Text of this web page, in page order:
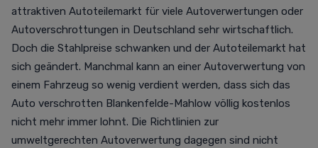
attraktiven Autoteilemarkt für viele Autoverwertungen oder
Autoverschrottungen in Deutschland sehr wirtschaftlich.
Doch die Stahlpreise schwanken und der Autoteilemarkt hat
sich geändert. Manchmal kann an einer Autoverwertung von
einem Fahrzeug so wenig verdient werden, dass sich das
Auto verschrotten Blankenfelde-Mahlow völlig kostenlos
nicht mehr immer lohnt. Die Richtlinien zur
umweltgerechten Autoverwertung dagegen sind nicht